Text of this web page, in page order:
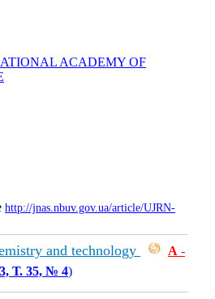
ACADEMY OF
http://jnas.nbuv.gov.ua/article/UJRN-
and technology А -
Т. 35, № 4)